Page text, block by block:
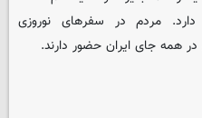
مردم در سفرهای نوروزی
همه جای ایران حضور دارند.